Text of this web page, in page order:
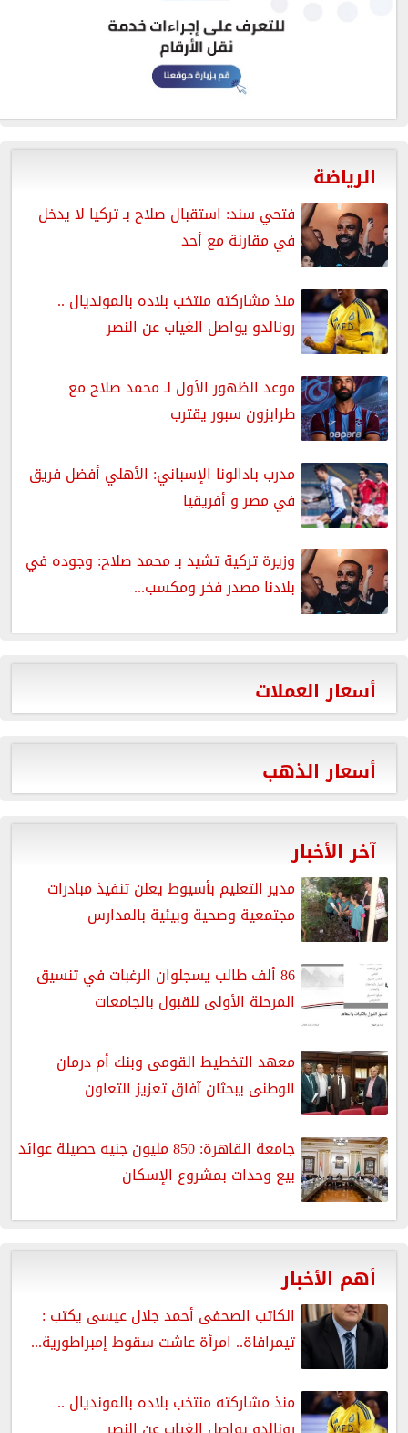
الرياضة
فتحي سند: استقبال صلاح بـ تركيا لا يدخل
في مقارنة مع أحد
منذ مشاركته منتخب بلاده بالمونديال ..
رونالدو يواصل الغياب عن النصر
موعد الظهور الأول لـ محمد صلاح مع
طرابزون سبور يقترب
مدرب بادالونا الإسباني: الأهلي أفضل فريق
في مصر و أفريقيا
وزيرة تركية تشيد بـ محمد صلاح: وجوده في
بلادنا مصدر فخر ومكسب...
أسعار العملات
أسعار الذهب
آخر الأخبار
مدير التعليم بأسيوط يعلن تنفيذ مبادرات
مجتمعية وصحية وبيئية بالمدارس
86 ألف طالب يسجلوان الرغبات في تنسيق
المرحلة الأولى للقبول بالجامعات
معهد التخطيط القومى وبنك أم درمان
الوطنى يبحثان آفاق تعزيز التعاون
جامعة القاهرة: 850 مليون جنيه حصيلة عوائد
بيع وحدات بمشروع الإسكان
أهم الأخبار
الكاتب الصحفى أحمد جلال عيسى يكتب :
تيمرافاة.. امرأة عاشت سقوط إمبراطورية...
منذ مشاركته منتخب بلاده بالمونديال ..